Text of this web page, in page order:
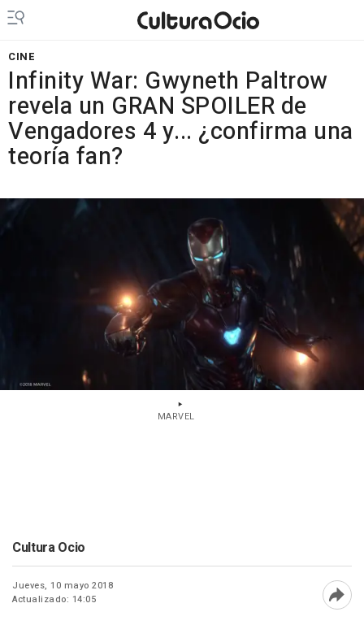
CINE
Infinity War: Gwyneth Paltrow
revela un GRAN SPOILER de
Vengadores 4 y... ¿confirma una
teoría fan?
MARVEL
Cultura Ocio
Jueves, 10 mayo 2018
Actualizado: 14:05